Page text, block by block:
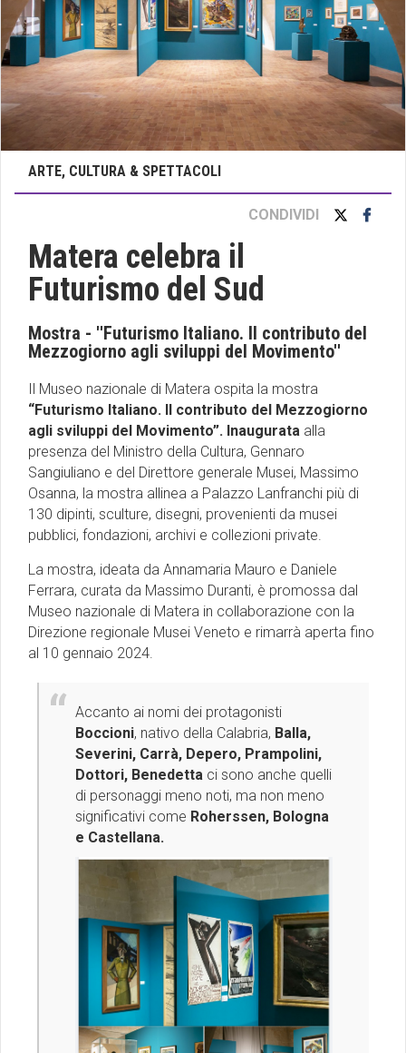
ARTE, CULTURA & SPETTACOLI
CONDIVIDI
Matera celebra il
Futurismo del Sud
Mostra - ''Futurismo Italiano. Il contributo del
Mezzogiorno agli sviluppi del Movimento''
Il Museo nazionale di Matera ospita la mostra
“Futurismo Italiano. Il contributo del Mezzogiorno
agli sviluppi del Movimento”. Inaugurata alla
presenza del Ministro della Cultura, Gennaro
Sangiuliano e del Direttore generale Musei, Massimo
Osanna, la mostra allinea a Palazzo Lanfranchi più di
130 dipinti, sculture, disegni, provenienti da musei
pubblici, fondazioni, archivi e collezioni private.
La mostra, ideata da Annamaria Mauro e Daniele
Ferrara, curata da Massimo Duranti, è promossa dal
Museo nazionale di Matera in collaborazione con la
Direzione regionale Musei Veneto e rimarrà aperta fino
al 10 gennaio 2024.
Accanto ai nomi dei protagonisti
Boccioni, nativo della Calabria, Balla,
Severini, Carrà, Depero, Prampolini,
Dottori, Benedetta ci sono anche quelli
di personaggi meno noti, ma non meno
significativi come Roherssen, Bologna
e Castellana.